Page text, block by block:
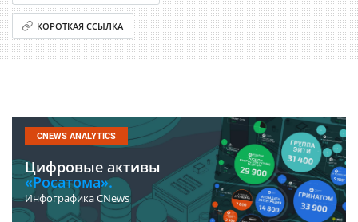
КОРОТКАЯ ССЫЛКА
CNEWS ANALYTICS
Цифровые активы
«Росатома».
Инфографика CNews